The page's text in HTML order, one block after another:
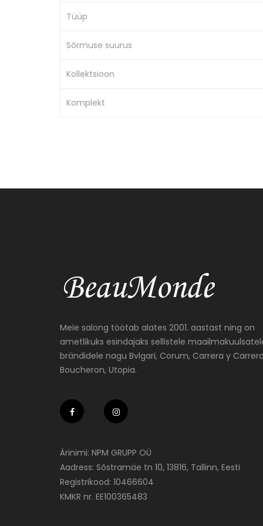
Tüüp
Sõrmuse suurus
Kollektsioon
Komplekt
Meie salong töötab alates 2001. aastast ning on
ametlikuks esindajaks sellistele
brändidele nagu Bvlgari, Corum, Carrera y
Boucheron, Utopia.
Ärinimi: NPM GRUPP OÜ
Aadress: Sõstramäe tn 10, 13816, Tallinn, Eesti
Registrikood: 10466604
KMKR nr. EE100365483